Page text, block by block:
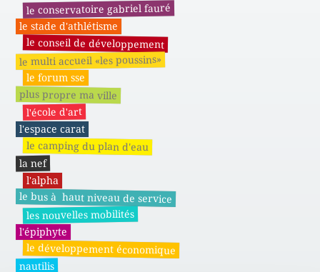
le conservatoire gabriel fauré
le stade d'athlétisme
le conseil de développement
le multi accueil «les poussins»
le forum sse
plus propre ma ville
l'école d'art
l'espace carat
le camping du plan d'eau
la nef
l'alpha
le bus à haut niveau de service
les nouvelles mobilités
l'épiphyte
le développement économique
nautilis